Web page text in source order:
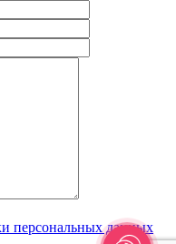
персональных данных